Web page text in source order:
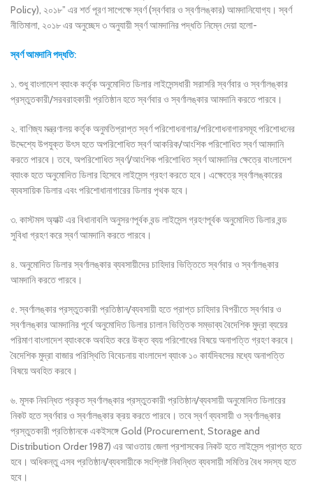
Policy), ২০১৮” এর শর্ত পূরণ সাপেক্ষে স্বর্ণ (স্বর্ণবার ও স্বর্ণালঙ্কার) আমদানিযোগ্য। স্বর্ণ
নীতিমালা, ২০১৮ এর অনুচ্ছেদ ৩ অনুযায়ী স্বর্ণ আমদানির পদ্ধতি নিম্নে দেয়া হলো-
স্বর্ণ আমদানিপদ্ধতি:
১. শুধু বাংলাদেশ ব্যাংক কর্তৃক অনুমোদিত ডিলার লাইসেন্সধারী সরাসরি স্বর্ণবার ও স্বর্ণালঙ্কার
প্রস্তুতকারী/সরবরাহকারী প্রতিষ্ঠান হতে স্বর্ণবার ও স্বর্ণালঙ্কার আমদানি করতে পারবে।
২. বাণিজ্য মন্ত্রণালয় কর্তৃক অনুমতিপ্রাপ্ত স্বর্ণ পরিশোধনাগার/পরিশোধনাগারসমূহ পরিশোধনের
উদ্দেশ্যে উপযুক্ত উৎস হতে অপরিশোধিত স্বর্ণ আকরিক/আংশিক পরিশোধিত স্বর্ণ আমদানি
করতে পারবে। তবে, অপরিশোধিত স্বর্ণ/আংশিক পরিশোধিত স্বর্ণ আমদানির ক্ষেত্রে বাংলাদেশ
ব্যাংক হতে অনুমোদিত ডিলার হিসেবে লাইসেন্স গ্রহণ করতে হবে। এক্ষেত্রে স্বর্ণালঙ্কারের
ব্যবসায়িক ডিলার এবং পরিশোধানাগারের ডিলার পৃথক হবে।
৩. কাস্টমস অ্যাক্ট এর বিধানাবলি অনুসরণপূর্বক বন্ড লাইসেন্স গ্রহণপূর্বক অনুমোদিত ডিলার বন্ড
সুবিধা গ্রহণ করে স্বর্ণ আমদানি করতে পারবে।
৪. অনুমোদিত ডিলার স্বর্ণালঙ্কার ব্যবসায়ীদের চাহিদার ভিত্তিতে স্বর্ণবার ও স্বর্ণালঙ্কার
আমদানি করতে পারবে।
৫. স্বর্ণালঙ্কার প্রস্তুতকারী প্রতিষ্ঠান/ব্যবসায়ী হতে প্রাপ্ত চাহিদার বিপরীতে স্বর্ণবার ও
স্বর্ণালঙ্কার আমদানির পূর্বে অনুমোদিত ডিলার চালান ভিত্তিক সম্ভাব্য বৈদেশিক মুদ্রা ব্যয়ের
পরিমাণ বাংলাদেশ ব্যাংককে অবহিত করে উক্ত ব্যয় পরিশোধের বিষয়ে অনাপত্তি গ্রহণ করবে।
বৈদেশিক মুদ্রা বাজার পরিস্থিতি বিবেচনায় বাংলাদেশ ব্যাংক ১০ কার্যদিবসের মধ্যে অনাপত্তি
বিষয়ে অবহিত করবে।
৬. মূসক নিবন্ধিত প্রকৃত স্বর্ণালঙ্কার প্রস্তুতকারী প্রতিষ্ঠান/ব্যবসায়ী অনুমোদিত ডিলারের
নিকট হতে স্বর্ণবার ও স্বর্ণালঙ্কার ক্রয় করতে পারবে। তবে স্বর্ণ ব্যবসায়ী ও স্বর্ণালঙ্কার
প্রস্তুতকারী প্রতিষ্ঠানকে একইসঙ্গে Gold (Procurement, Storage and
Distribution Order 1987) এর আওতায় জেলা প্রশাসকের নিকট হতে লাইসেন্স প্রাপ্ত হতে
হবে। অধিকন্তু এসব প্রতিষ্ঠান/ব্যবসায়ীকে সংশ্লিষ্ট নিবন্ধিত ব্যবসায়ী সমিতির বৈধ সদস্য হতে
হবে।